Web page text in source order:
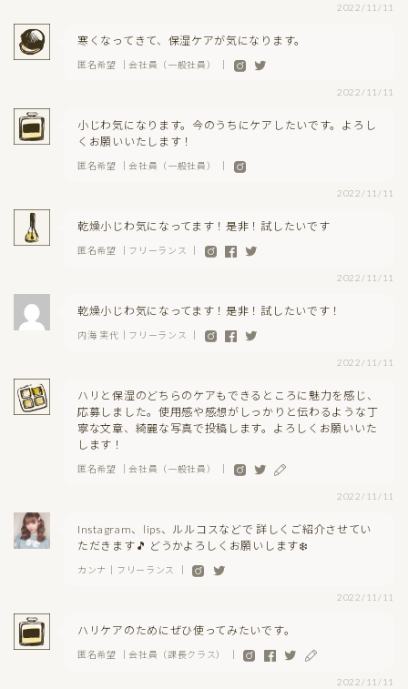
2022/11/11
寒くなってきて、保湿ケアが気になります。
匿名希望 ｜会社員（一般社員） ｜
2022/11/11
小じわ気になります。今のうちにケアしたいです。よろし
くお願いいたします！
匿名希望 ｜会社員（一般社員） ｜
2022/11/11
乾燥小じわ気になってます！是非！試したいです
匿名希望 ｜フリーランス ｜
2022/11/11
乾燥小じわ気になってます！是非！試したいです！
内海 実代｜フリーランス ｜
2022/11/11
ハリと保湿のどちらのケアもできるところに魅力を感じ、
応募しました。使用感や感想がしっかりと伝わるような丁
寧な文章、綺麗な写真で投稿します。よろしくお願いいた
します！
匿名希望 ｜会社員（一般社員） ｜
2022/11/11
Instagram、lips、ルルコスなどで 詳しくご紹介させてい
ただきます🎵 どうかよろしくお願いします❄️
カンナ｜フリーランス ｜
2022/11/11
ハリケアのためにぜひ使ってみたいです。
匿名希望 ｜会社員（課長クラス） ｜
2022/11/11